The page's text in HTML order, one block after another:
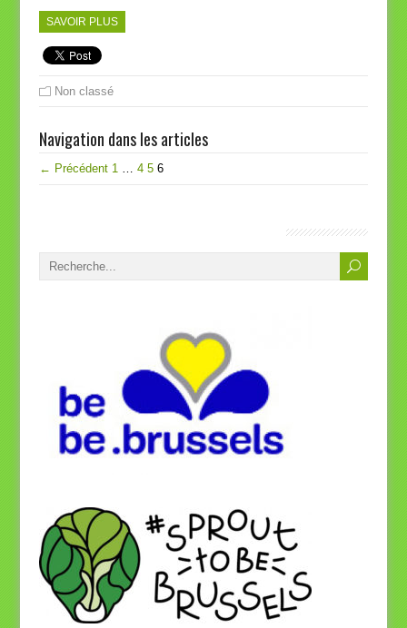
SAVOIR PLUS
Non classé
Navigation dans les articles
← Précédent 1 … 4 5 6